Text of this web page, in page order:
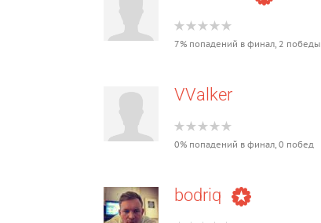
7% попадений в финал, 2 победы
VValker
0% попадений в финал, 0 побед
bodriq